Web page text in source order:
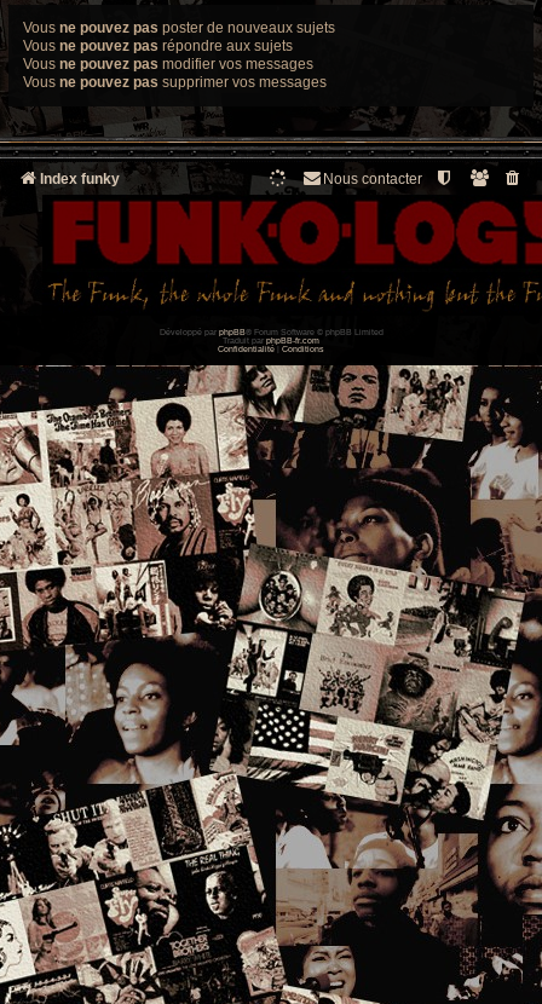
Vous ne pouvez pas poster de nouveaux sujets
Vous ne pouvez pas répondre aux sujets
Vous ne pouvez pas modifier vos messages
Vous ne pouvez pas supprimer vos messages
Index funky Nous contacter
Développé par phpBB® Forum Software © phpBB Limited
Traduit par phpBB-fr.com
Confidentialité
Conditions